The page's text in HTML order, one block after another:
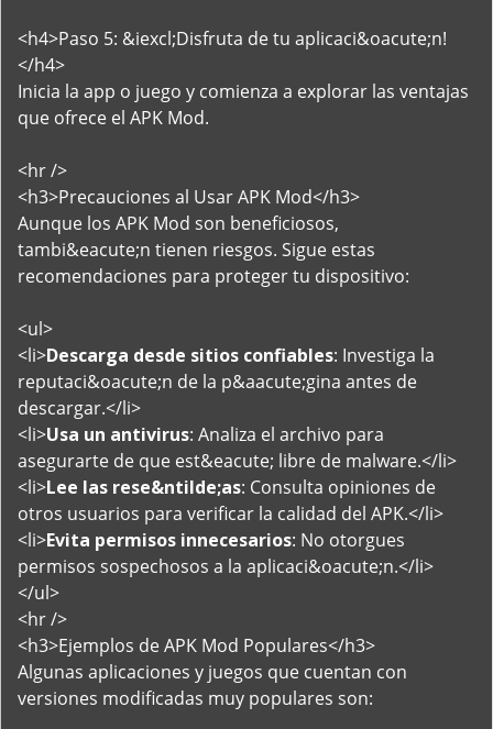
<h4>Paso 5: &iexcl;Disfruta de tu aplicaci&oacute;n!
</h4>
Inicia la app o juego y comienza a explorar las ventajas
que ofrece el APK Mod.
<hr />
<h3>Precauciones al Usar APK Mod</h3>
Aunque los APK Mod son beneficiosos,
tambi&eacute;n tienen riesgos. Sigue estas
recomendaciones para proteger tu dispositivo:
<ul>
<li>Descarga desde sitios confiables: Investiga la
reputaci&oacute;n de la p&aacute;gina antes de
descargar.</li>
<li>Usa un antivirus: Analiza el archivo para
asegurarte de que est&eacute; libre de malware.</li>
<li>Lee las rese&ntilde;as: Consulta opiniones de
otros usuarios para verificar la calidad del APK.</li>
<li>Evita permisos innecesarios: No otorgues
permisos sospechosos a la aplicaci&oacute;n.</li>
</ul>
<hr />
<h3>Ejemplos de APK Mod Populares</h3>
Algunas aplicaciones y juegos que cuentan con
versiones modificadas muy populares son: